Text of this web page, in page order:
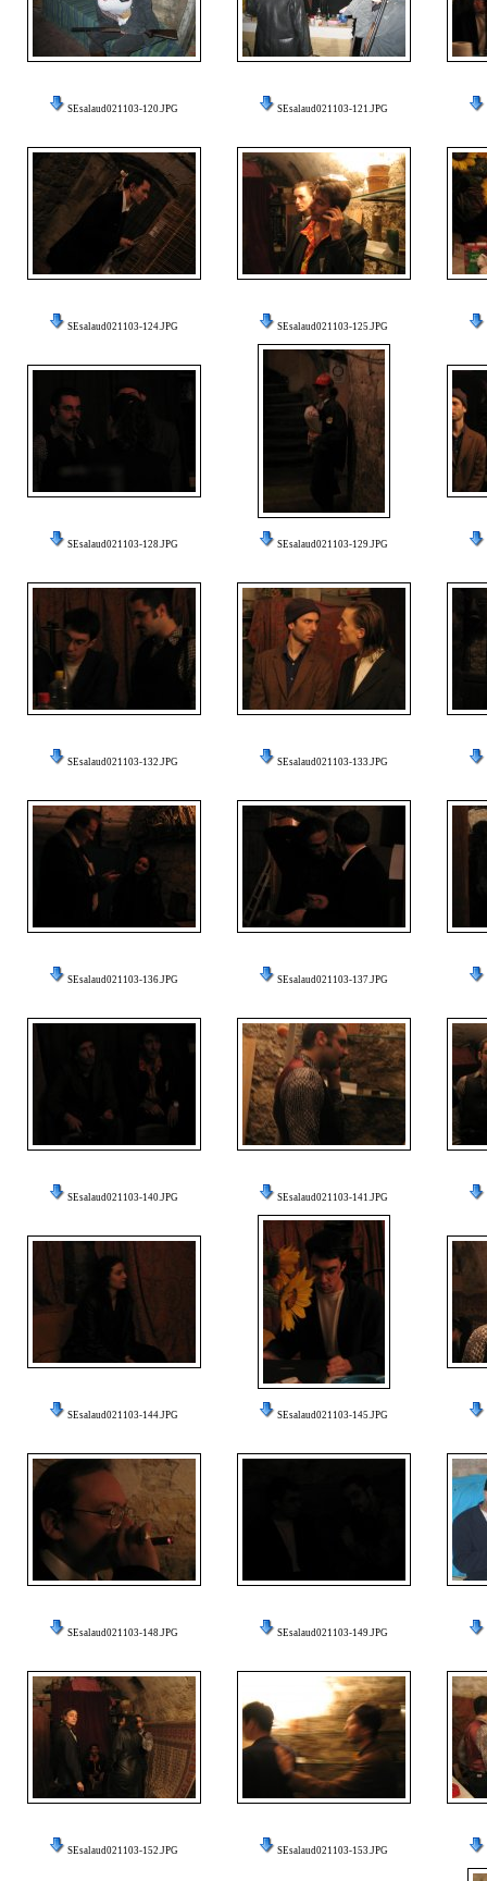
SEsalaud021103-120.JPG SEsalaud021103-121.JPG
SEsalaud021103-124.JPG SEsalaud021103-125.JPG
SEsalaud021103-128.JPG SEsalaud021103-129.JPG
SEsalaud021103-132.JPG SEsalaud021103-133.JPG
SEsalaud021103-136.JPG SEsalaud021103-137.JPG
SEsalaud021103-140.JPG SEsalaud021103-141.JPG
SEsalaud021103-144.JPG SEsalaud021103-145.JPG
SEsalaud021103-148.JPG SEsalaud021103-149.JPG
SEsalaud021103-152.JPG SEsalaud021103-153.JPG